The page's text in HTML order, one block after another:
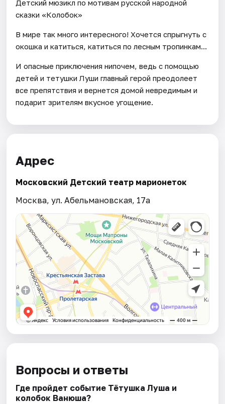
Детский мюзикл по мотивам русской народной
сказки «Колобок»
В мире так много интересного! Хочется спрыгнуть с
окошка и катиться, катиться по лесным тропинкам...
И опасные приключения нипочем, ведь с помощью
детей и тетушки Луши главный герой преодолеет
все препятствия и вернется домой невредимым и
подарит зрителям вкусное угощение.
Адрес
Московский Детский театр марионеток
Москва, ул. Абельмановская, 17а
Вопросы и ответы
Где пройдет событие Тётушка Луша и
колобок Ванюша?